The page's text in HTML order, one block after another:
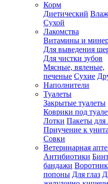
Корм
Диетический
Сухой
Лакомства
Витамины и
Для выведения
Для чистки зубов
Мясные, вяленые,
печеные Сухие
Наполнители
Туалеты
Закрытые туалеты
Коврики под
Лотки Пакеты для
Приучение к
Совки
Ветеринарная
Антибиотики
бандажи
попоны Для глаз